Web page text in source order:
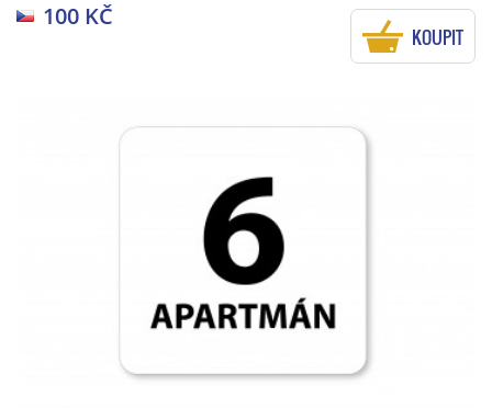
100 KČ
KOUPIT